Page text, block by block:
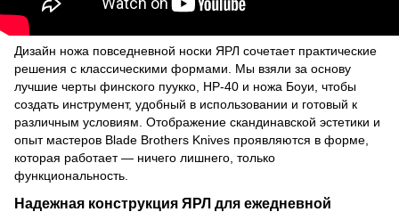
Дизайн ножа повседневной носки ЯРЛ сочетает практические
решения с классическими формами. Мы взяли за основу
лучшие черты финского пуукко, НР-40 и ножа Боуи, чтобы
создать инструмент, удобный в использовании и готовый к
различным условиям. Отображение скандинавской эстетики и
опыт мастеров Blade Brothers Knives проявляются в форме,
которая работает — ничего лишнего, только
функциональность.
Надежная конструкция ЯРЛ для ежедневной